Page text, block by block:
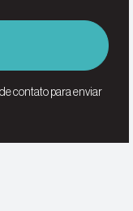
contato para enviar